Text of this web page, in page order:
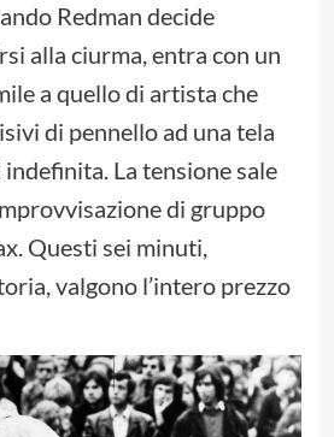
Redman decide
alla ciurma, entra con un
a quello di artista che
di pennello ad una tela
indefinita. La tensione sale
di gruppo
Questi sei minuti,
valgono l’intero prezzo